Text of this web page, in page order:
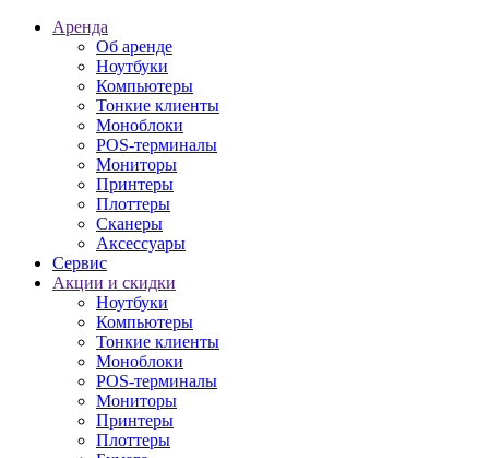
Аренда
Об аренде
Ноутбуки
Компьютеры
Тонкие клиенты
Моноблоки
POS-терминалы
Мониторы
Принтеры
Плоттеры
Сканеры
Аксессуары
Сервис
Акции и скидки
Ноутбуки
Компьютеры
Тонкие клиенты
Моноблоки
POS-терминалы
Мониторы
Принтеры
Плоттеры